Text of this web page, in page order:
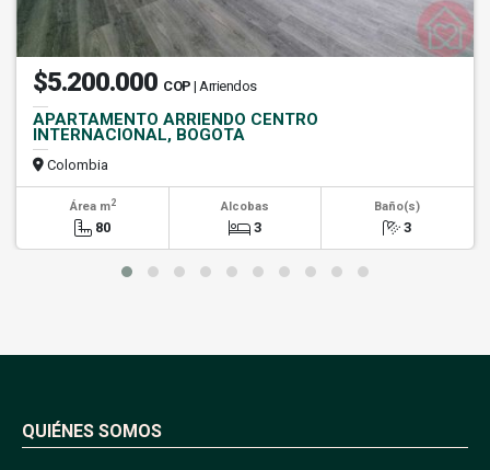
$5.200.000 COP | Arriendos
APARTAMENTO ARRIENDO CENTRO
INTERNACIONAL, BOGOTA
Colombia
Área m2
80
Alcobas
3
Baño(s)
3
QUIÉNES SOMOS